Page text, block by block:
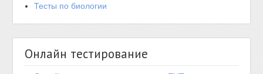
Тесты по биологии
Онлайн тестирование